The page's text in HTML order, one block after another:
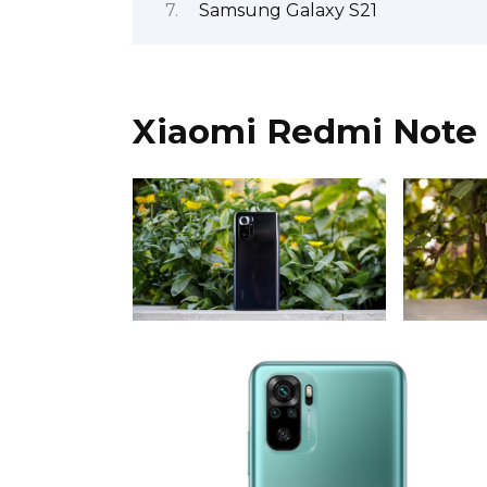
Samsung Galaxy S21
Xiaomi Redmi Note